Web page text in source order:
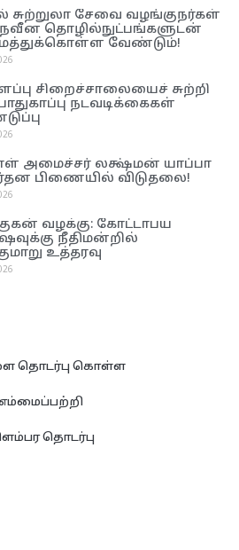
சுற்றுலா சேவை வழங்குநர்கள்
தொழில்நுட்பங்களுடன்
வேண்டும்!
சிறைச்சாலையைச் சுற்றி
நடவடிக்கைகள்
அமைச்சர் லக்ஷ்மன் யாப்பா
பிணையில் விடுதலை!
வழக்கு: கோட்டாபய
நீதிமன்றில்
உத்தரவு
தொடர்பு கொள்ள
தொடர்பு